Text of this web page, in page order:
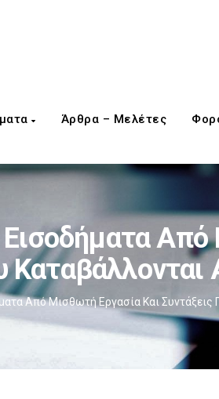
Άρθρα – Μελέτες
Από
Καταβάλλονται
Από Μισθωτή Εργασία Και Συντάξεις